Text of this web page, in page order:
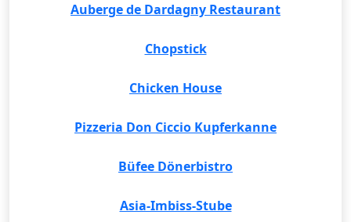
Auberge de Dardagny Restaurant
Chopstick
Chicken House
Pizzeria Don Ciccio Kupferkanne
Büfee Dönerbistro
Asia-Imbiss-Stube